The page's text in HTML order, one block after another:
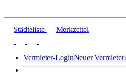
Städteliste Merkzettel
Vermieter-LoginNeuer